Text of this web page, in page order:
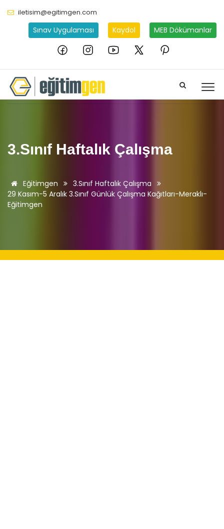
iletisim@egitimgen.com
Sınav Uygulaması Kaydol MEB Dökümanlar
3.Sınıf Haftalık Çalışma
Eğitimgen
3.Sınıf Haftalık Çalışma
29 Kasım-5 Aralık 3.Sınıf Günlük Çalışma Kağıtları-Meraklı-
Eğitimgen